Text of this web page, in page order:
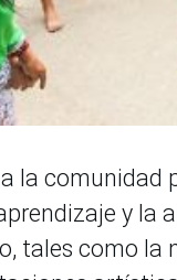
la comunidad
y la
tales como la